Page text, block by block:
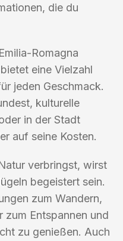
die du
Romagna
eine Vielzahl
jeden Geschmack.
kulturelle
in der Stadt
auf seine Kosten.
verbringst, wirst
begeistert sein.
zum Wandern,
zum Entspannen und
zu genießen. Auch